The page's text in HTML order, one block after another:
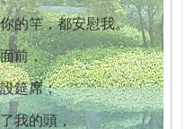
的竿，都安慰我。
前，
筵席；
我的頭，